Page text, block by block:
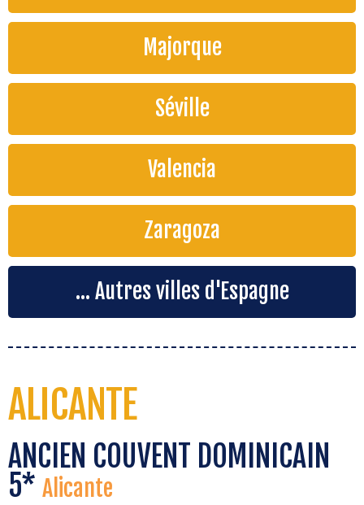
Majorque
Séville
Valencia
Zaragoza
... Autres villes d'Espagne
ALICANTE
ANCIEN COUVENT DOMINICAIN
5* Alicante